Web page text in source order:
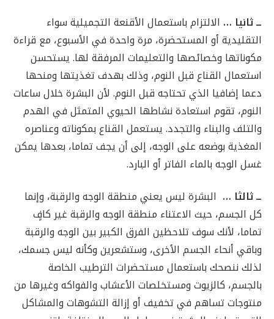
ــ ثانيا … الالتزام باستعمال الأقنعة التجميلية سواء
التقليدية أو المستحضرة، مرة واحدة في الأسبوع، مع قراءة
مكوناتها وخصائصها والتعليمات المرفقة لها. يستحسن
استعمال القناع قبل النوم، وذلك بهدف تغذيتها ومنحها
دعما إضافيا الذي تحتاجه قبل النوم. لأن البشرة خلال ساعات
النوم، تقوم استعادة نشاطها الحيوي المتمثل في الهدم
والتلف والبناء والتجدد. يستعمل القناع بمكوناته وعناصره
المغذية بوضعه على الوجه، إلى أن يجف تماما، بعدها يمكن
غسل الوجه بالماء الفاتر أو البارد.
ــ ثالثا … البشرة ليس يعني منطقة الوجه والرقبة، وإنما
كل الجسم، حيث الاعتناء منطقة الوجه والرقبة غير كافٍ
تماما، لأنك سوف تلاحظين الفرق الكبير بين الوجه والرقبة
وباقي أنحاء الجسم الأخرى، وستشعرين وكأنه ليس جسمك،
لذلك ننصحك باستعمال مستحضرات الترطيب الخاصة
بالجسم، كالزيوت ومستخلصات الأعشاب والفواكه وغيرها من
منتوجات تساهم في تخفيف أو إزالة التشوهات والمشاكل